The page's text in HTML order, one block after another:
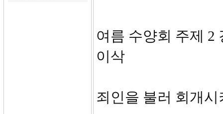
여름 수
이삭
죄인을 불러 회개